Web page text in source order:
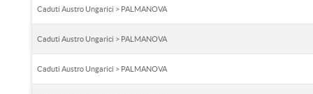
Caduti Austro Ungarici > PALMANOVA
Caduti Austro Ungarici > PALMANOVA
Caduti Austro Ungarici > PALMANOVA